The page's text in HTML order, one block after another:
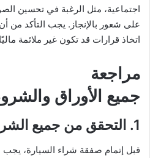
اجتماعية، مثل الرغبة في تحسين
على شعور بالإنجاز. يجب التأكد من
اتخاذ قرارات قد تكون غير ملائمة
مراجعة
جميع الأوراق
1. التحقق من جميع الشروط والعقود
قبل إتمام صفقة شراء السيارة، يجب